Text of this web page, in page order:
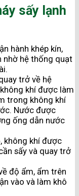
sấy lạnh
hành khép kín,
nhờ hệ thống quạt
trở về hệ
khí được làm
trong không khí
Nước được
ống dẫn nước
không khí được
sấy và quay trở
độ ẩm, ẩm trên
vào và làm khô